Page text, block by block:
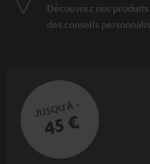
Découvrez nos
des conseils
JUSQU'À -
45 €